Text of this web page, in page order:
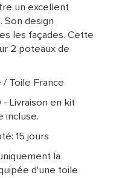
un excellent
Son design
les façades. Cette
2 poteaux de
/ Toile France
- Livraison en kit
incluse.
15 jours
la
d'une toile